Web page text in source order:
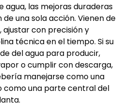
agua, las mejoras duraderas
de una sola acción. Vienen de
ajustar con precisión y
técnica en el tiempo. Si su
del agua para producir,
o cumplir con descarga,
manejarse como una
como una parte central del